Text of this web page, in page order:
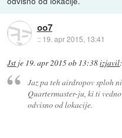
oo7
:: 19. apr 2015, 13:41
Jst je 19. apr 2015 ob 13:38izjavil:
Jaz pa teh airdropov sploh
Quartermaster-ju, ki ti
odvisno od lokacije.